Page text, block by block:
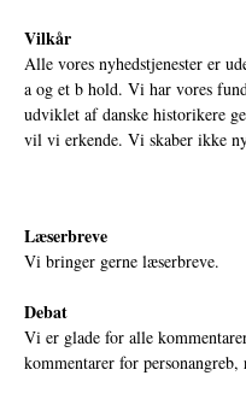
Vilkår
Alle vores nyhedstjenester er
a og et b hold. Vi har vores
udviklet af danske historikere
vil vi erkende. Vi skaber ikke
Læserbreve
Vi bringer gerne læserbreve.
Debat
Vi er glade for alle
kommentarer for